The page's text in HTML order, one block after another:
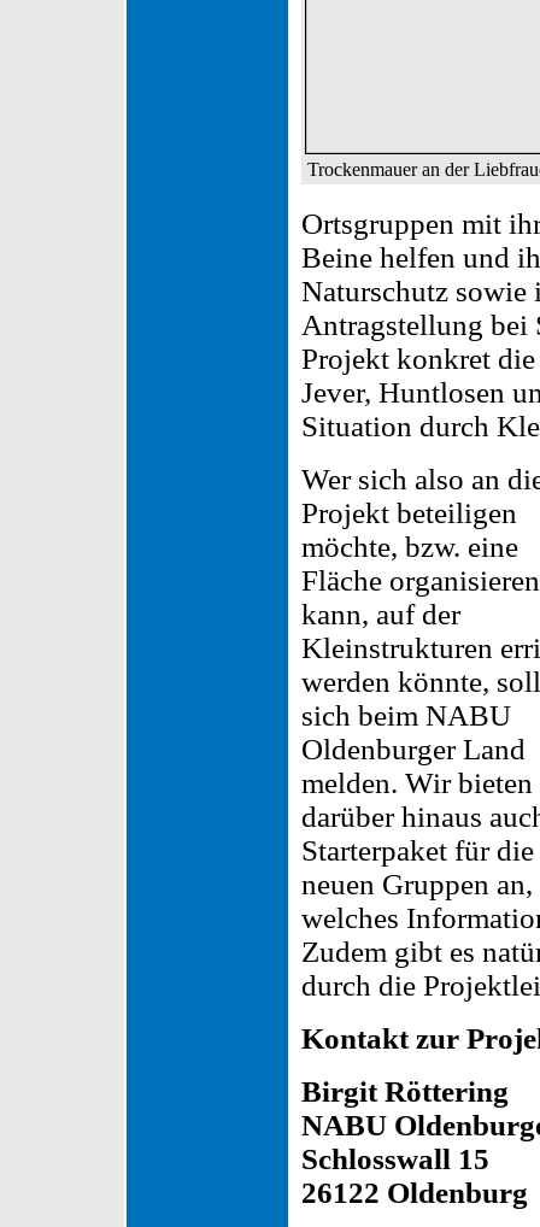
Trockenmauer an der
Ortsgruppen mit
Beine helfen und
Naturschutz sowie
Antragstellung bei
Projekt konkret
Jever, Huntlosen
Situation durch
Wer sich also an
Projekt beteiligen
möchte, bzw. eine
Fläche organisieren
kann, auf der
Kleinstrukturen
werden könnte,
sich beim NABU
Oldenburger Land
melden. Wir bieten
darüber hinaus
Starterpaket für die
neuen Gruppen an,
welches
Zudem gibt es
durch die
Kontakt zur
Birgit Röttering
NABU
Schlosswall 15
26122 Oldenburg